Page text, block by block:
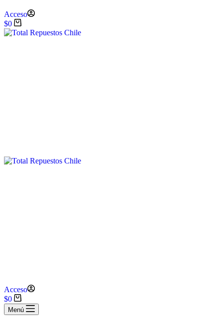
Acceso
$0
Acceso
$0
Menú